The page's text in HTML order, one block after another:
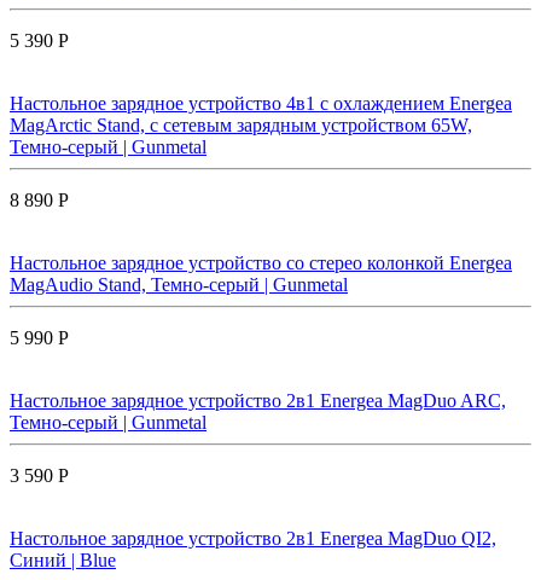
5 390 Р
Настольное зарядное устройство 4в1 с охлаждением Energea
MagArctic Stand, с сетевым зарядным устройством 65W,
Темно-серый | Gunmetal
8 890 Р
Настольное зарядное устройство со стерео колонкой Energea
MagAudio Stand, Темно-серый | Gunmetal
5 990 Р
Настольное зарядное устройство 2в1 Energea MagDuo ARC,
Темно-серый | Gunmetal
3 590 Р
Настольное зарядное устройство 2в1 Energea MagDuo QI2,
Синий | Blue